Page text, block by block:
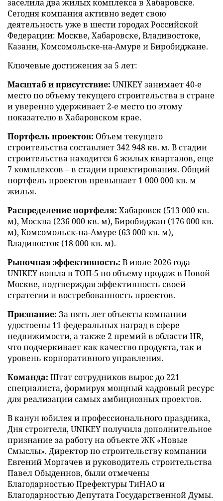
заселила два жилых комплекса в Хабаровске.
Сегодня компания активно ведет свою
деятельность уже в шести городах Российской
Федерации: Москве, Хабаровске, Владивостоке,
Казани, Комсомольске-на-Амуре и Биробиджане.
Ключевые достижения за 5 лет:
Масштаб и присутствие: UNIKEY занимает 40-е
место по объему текущего строительства в стране
и уверенно удерживает 2-е место по этому
показателю в Хабаровском крае.
Портфель проектов: Объем текущего
строительства составляет 342 948 кв. м. В стадии
строительства находится 6 жилых кварталов, еще
7 комплексов – в стадии проектирования. Общий
портфель проектов превышает 1 000 000 кв. м
жилья.
Распределение портфеля: Хабаровск (513 000 кв.
м), Москва (236 000 кв. м), Биробиджан (176 000 кв.
м), Комсомольск-на-Амуре (63 000 кв. м),
Владивосток (18 000 кв. м).
Рыночная эффективность: В июле 2026 года
UNIKEY вошла в ТОП-5 по объему продаж в Новой
Москве, подтверждая эффективность своей
стратегии и востребованность проектов.
Признание: За пять лет объекты компании
удостоены 11 федеральных наград в сфере
недвижимости, а также 2 премий в области HR,
что подчеркивает как качество продукта, так и
уровень корпоративного управления.
Команда: Штат сотрудников вырос до 221
специалиста, формируя мощный кадровый ресурс
для реализации самых амбициозных проектов.
В канун юбилея и профессионального праздника,
Дня строителя, UNIKEY получила дополнительное
признание за работу на объекте ЖК «Новые
Смыслы». Директор по строительству компании
Евгений Моргачев и руководитель строительства
Павел Обыденнов, были отмечены
Благодарностью Префектуры ТиНАО и
Благодарностью Депутата Государственной Думы.